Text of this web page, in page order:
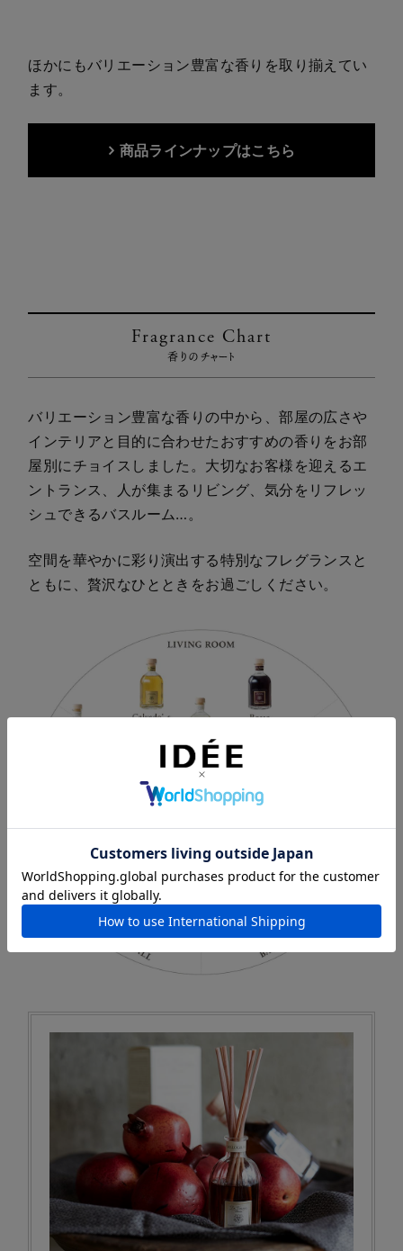
ほかにもバリエーション豊富な香りを取り揃えてい
ます。
商品ラインナップはこちら
Fragrance Chart
香りのチャート
バリエーション豊富な香りの中から、部屋の広さや
インテリアと目的に合わせたおすすめの香りをお部
屋別にチョイスしました。大切なお客様を迎えるエ
ントランス、人が集まるリビング、気分をリフレッ
シュできるバスルーム…。
空間を華やかに彩り演出する特別なフレグランスと
ともに、贅沢なひとときをお過ごしください。